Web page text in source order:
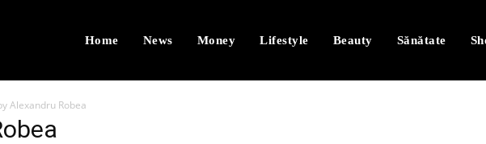
Home News Money Lifestyle Beauty Sănătate
Alexandru Robea